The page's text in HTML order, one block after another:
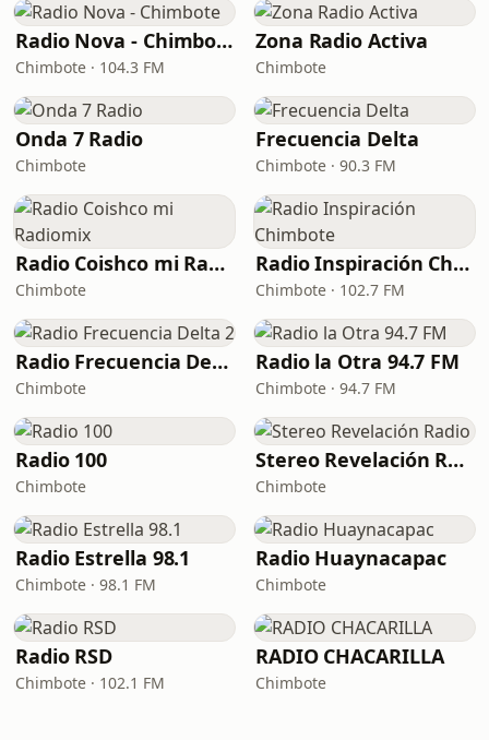
Radio Nova - Chimbote
Chimbote · 104.3 FM
Zona Radio Activa
Chimbote
Onda 7 Radio
Chimbote
Frecuencia Delta
Chimbote · 90.3 FM
Radio Coishco mi Radiomix
Chimbote
Radio Inspiración Chimbote
Chimbote · 102.7 FM
Radio Frecuencia Delta 2
Chimbote
Radio la Otra 94.7 FM
Chimbote · 94.7 FM
Radio 100
Chimbote
Stereo Revelación Radio
Chimbote
Radio Estrella 98.1
Chimbote · 98.1 FM
Radio Huaynacapac
Chimbote
Radio RSD
Chimbote · 102.1 FM
RADIO CHACARILLA
Chimbote